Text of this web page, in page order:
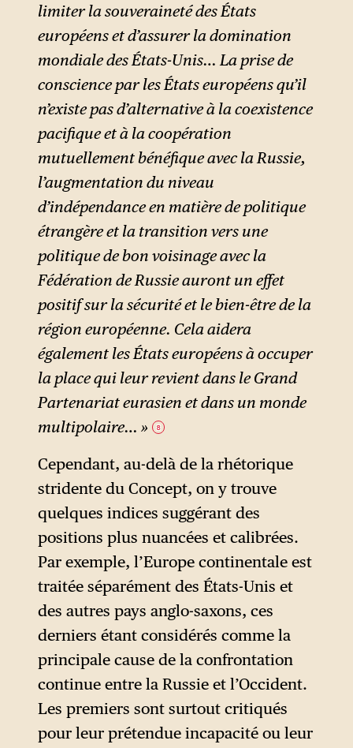
limiter la souveraineté des États
européens et d’assurer la domination
mondiale des États-Unis… La prise de
conscience par les États européens qu’il
n’existe pas d’alternative à la coexistence
pacifique et à la coopération
mutuellement bénéfique avec la Russie,
l’augmentation du niveau
d’indépendance en matière de politique
étrangère et la transition vers une
politique de bon voisinage avec la
Fédération de Russie auront un effet
positif sur la sécurité et le bien-être de la
région européenne. Cela aidera
également les États européens à occuper
la place qui leur revient dans le Grand
Partenariat eurasien et dans un monde
multipolaire… »
8
Cependant, au-delà de la rhétorique
stridente du Concept, on y trouve
quelques indices suggérant des
positions plus nuancées et calibrées.
Par exemple, l’Europe continentale est
traitée séparément des États-Unis et
des autres pays anglo-saxons, ces
derniers étant considérés comme la
principale cause de la confrontation
continue entre la Russie et l’Occident.
Les premiers sont surtout critiqués
pour leur prétendue incapacité ou leur